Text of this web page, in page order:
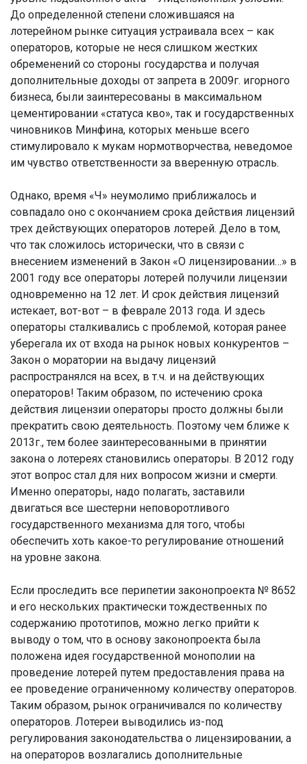
До определенной степени сложившаяся на
лотерейном рынке ситуация устраивала всех – как
операторов, которые не неся слишком жестких
обременений со стороны государства и получая
дополнительные доходы от запрета в 2009г. игорного
бизнеса, были заинтересованы в максимальном
цементировании «статуса кво», так и государственных
чиновников Минфина, которых меньше всего
стимулировало к мукам нормотворчества, неведомое
им чувство ответственности за вверенную отрасль.
Однако, время «Ч» неумолимо приближалось и
совпадало оно с окончанием срока действия лицензий
трех действующих операторов лотерей. Дело в том,
что так сложилось исторически, что в связи с
внесением изменений в Закон «О лицензировании…» в
2001 году все операторы лотерей получили лицензии
одновременно на 12 лет. И срок действия лицензий
истекает, вот-вот – в феврале 2013 года. И здесь
операторы сталкивались с проблемой, которая ранее
уберегала их от входа на рынок новых конкурентов –
Закон о моратории на выдачу лицензий
распространялся на всех, в т.ч. и на действующих
операторов! Таким образом, по истечению срока
действия лицензии операторы просто должны были
прекратить свою деятельность. Поэтому чем ближе к
2013г., тем более заинтересованными в принятии
закона о лотереях становились операторы. В 2012 году
этот вопрос стал для них вопросом жизни и смерти.
Именно операторы, надо полагать, заставили
двигаться все шестерни неповоротливого
государственного механизма для того, чтобы
обеспечить хоть какое-то регулирование отношений
на уровне закона.
Если проследить все перипетии законопроекта № 8652
и его нескольких практически тождественных по
содержанию прототипов, можно легко прийти к
выводу о том, что в основу законопроекта была
положена идея государственной монополии на
проведение лотерей путем предоставления права на
ее проведение ограниченному количеству операторов.
Таким образом, рынок ограничивался по количеству
операторов. Лотереи выводились из-под
регулирования законодательства о лицензировании, а
на операторов возлагались дополнительные